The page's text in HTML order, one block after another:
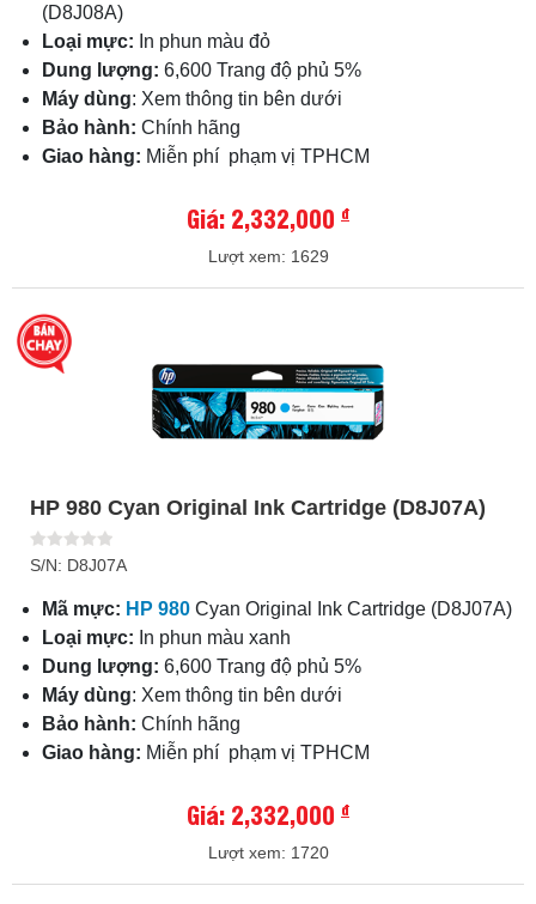
(D8J08A)
Loại mực: In phun màu đỏ
Dung lượng: 6,600 Trang độ phủ 5%
Máy dùng: Xem thông tin bên dưới
Bảo hành: Chính hãng
Giao hàng: Miễn phí phạm vị TPHCM
Giá: 2,332,000 đ
Lượt xem: 1629
HP 980 Cyan Original Ink Cartridge (D8J07A)
S/N: D8J07A
Mã mực: HP 980 Cyan Original Ink Cartridge (D8J07A)
Loại mực: In phun màu xanh
Dung lượng: 6,600 Trang độ phủ 5%
Máy dùng: Xem thông tin bên dưới
Bảo hành: Chính hãng
Giao hàng: Miễn phí phạm vị TPHCM
Giá: 2,332,000 đ
Lượt xem: 1720